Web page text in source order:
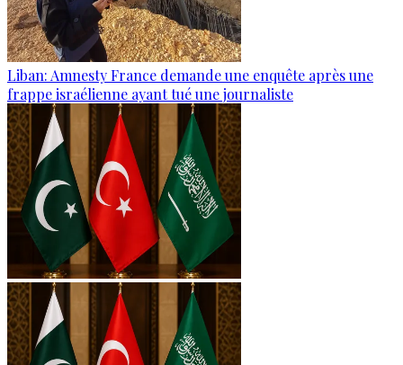
Liban: Amnesty France demande une enquête après une
frappe israélienne ayant tué une journaliste